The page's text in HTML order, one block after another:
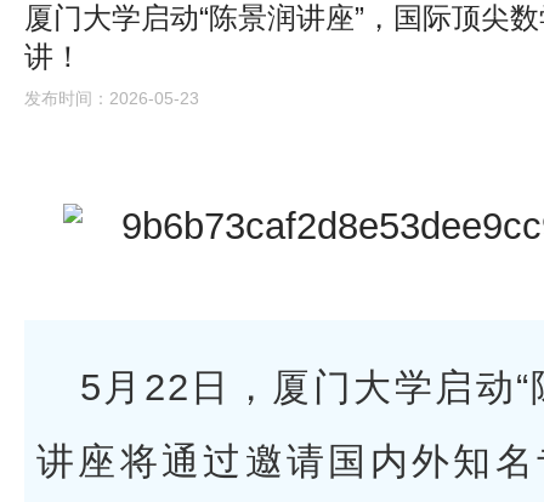
厦门大学启动“陈景润讲座”，国际顶尖
讲！
发布时间：2026-05-23
5月22日，厦门大学启动
讲座将通过邀请国内外知